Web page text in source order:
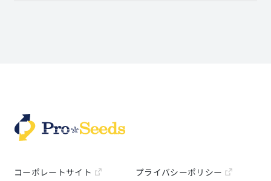
コーポレートサイト プライバシーポリシー